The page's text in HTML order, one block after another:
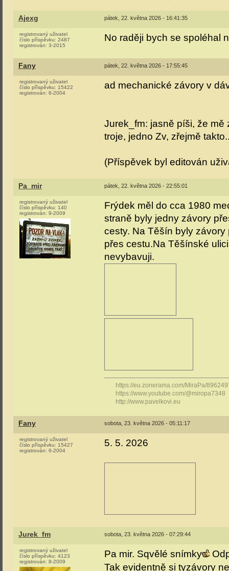
Ajexg pátek, 22. května 2026 - 16:41:35
registrovaný uživatel
číslo příspěvku: 2487
registrován: 3-2015
No raději bych se spoléhal
Fany pátek, 22. května 2026 - 17:55:45
registrovaný uživatel
číslo příspěvku: 15422
registrován: 6-2004
ad mechanické závory v
Jurek_fm: jasně píši, že mě
troje, jedno Zv, zřejmě
(Příspěvek byl editován
Pa_mir pátek, 22. května 2026 - 22:55:01
registrovaný uživatel
číslo příspěvku: 140
registrován: 9-2009
Frýdek měl do cca 1980
straně byly jedny závory
cesty. Na Těšín byly
přes cestu.Na Těšínské
nevybavuji.
https://eu.zonerama.com/MiraPa/
https://www.youtube.com/@miropa7348
http://www.pavelkovi.eu
Fany sobota, 23. května 2026 - 05:11:17
registrovaný uživatel
číslo příspěvku: 15427
registrován: 6-2004
5. 5. 2026
Jurek_fm sobota, 23. května 2026 - 07:29:44
registrovaný uživatel
číslo příspěvku: 4123
registrován: 8-2009
Pa mir. Sqvělé snímky
Tak evidentně si tyzávory